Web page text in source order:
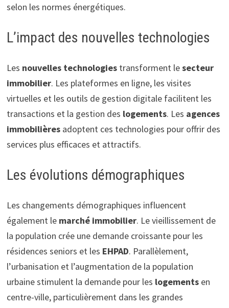
selon les normes énergétiques.
L’impact des nouvelles technologies
Les nouvelles technologiestransforment lesecteur
immobilier. Les plateformes en ligne, les visites
virtuelles et les outils de gestion digitale facilitent les
transactions et la gestion des logements. Les agences
immobilièresadoptent ces technologies pour offrir des
services plus efficaces et attractifs.
Les évolutions démographiques
Les changements démographiques influencent
également le marché immobilier. Le vieillissement de
la population crée une demande croissante pour les
résidences seniors et les EHPAD. Parallèlement,
l’urbanisation et l’augmentation de la population
urbaine stimulent la demande pour les logementsen
centre-ville, particulièrement dans les grandes